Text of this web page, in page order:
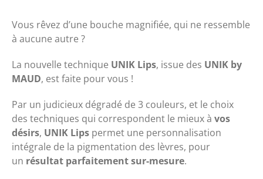
Vous rêvez d’une bouche magnifiée, qui ne ressemble
à aucune autre ?
La nouvelle technique UNIK Lips, issue des UNIK by
MAUD, est faite pour vous !
Par un judicieux dégradé de 3 couleurs, et le choix
des techniques qui correspondent le mieux à vos
désirs, UNIK Lips permet une personnalisation
intégrale de la pigmentation des lèvres, pour
un résultat parfaitement sur-mesure.